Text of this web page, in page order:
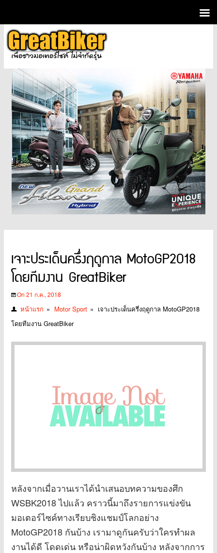
เจาะประเด็นครึ่งฤดูกาล MotoGP2018
โดยทีมงาน GreatBiker
On 21 ก.ค., 2018
หน้าแรก » Motor Sport » เจาะประเด็นครึ่งฤดูกาล MotoGP2018
โดยทีมงาน GreatBiker
หลังจากเมื่อวานเราได้นำเสนอบทความของศึก
WSBK2018 ไปแล้ว คราวนี้มาถึงรายการแข่งขัน
มอเตอร์ไซค์ทางเรียบชิงแชมป์โลกอย่าง
MotoGP2018 กันบ้าง เรามาดูกันครับว่าใครทำผล
งานได้ดี โดดเด่น หรือน่าผิดหวังกันบ้าง หลังจากการ